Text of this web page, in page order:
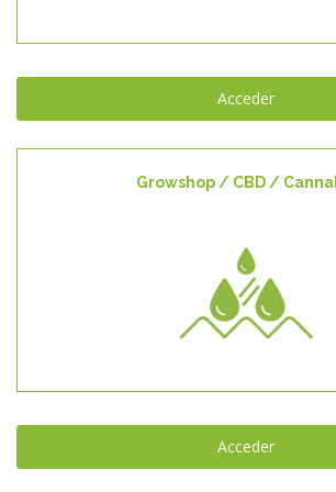
Acceder
Growshop / CBD /
Growshop / CBD /
Acceder